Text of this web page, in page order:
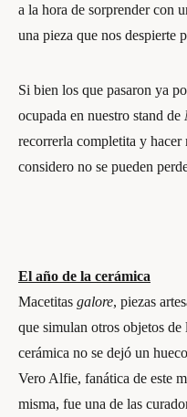
a la hora de sorprender con
una pieza que nos despierte
Si bien los que pasaron ya
ocupada en nuestro stand de
recorrerla completita y
considero no se pueden
El año de la cerámica
Macetitas galore, piezas
que simulan otros objetos
cerámica no se dejó un
Vero Alfie, fanática de este
misma, fue una de las